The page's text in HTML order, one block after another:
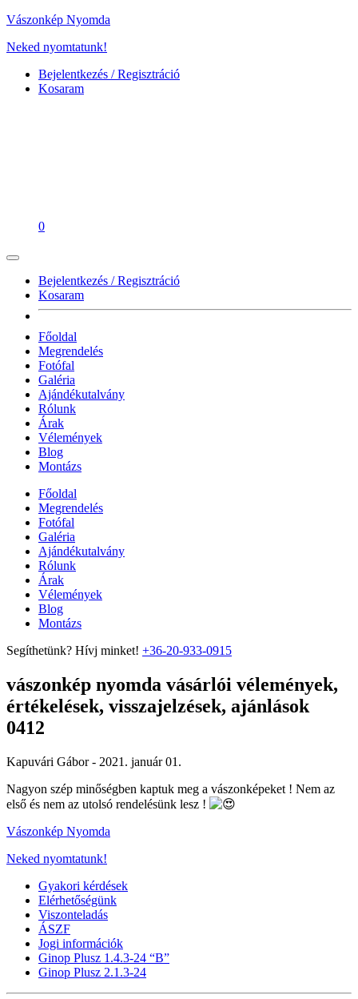
Vászonkép Nyomda
Neked nyomtatunk!
Bejelentkezés / Regisztráció
Kosaram
0
Bejelentkezés / Regisztráció
Kosaram
Főoldal
Megrendelés
Fotófal
Galéria
Ajándékutalvány
Rólunk
Árak
Vélemények
Blog
Montázs
Főoldal
Megrendelés
Fotófal
Galéria
Ajándékutalvány
Rólunk
Árak
Vélemények
Blog
Montázs
Segíthetünk? Hívj minket! +36-20-933-0915
vászonkép nyomda vásárlói vélemények,
értékelések, visszajelzések, ajánlások
0412
Kapuvári Gábor - 2021. január 01.
Nagyon szép minőségben kaptuk meg a vászonképeket ! Nem az
első és nem az utolsó rendelésünk lesz !
Vászonkép Nyomda
Neked nyomtatunk!
Gyakori kérdések
Elérhetőségünk
Viszonteladás
ÁSZF
Jogi információk
Ginop Plusz 1.4.3-24 “B”
Ginop Plusz 2.1.3-24